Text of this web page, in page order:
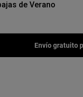
de Verano
Envío gratuito